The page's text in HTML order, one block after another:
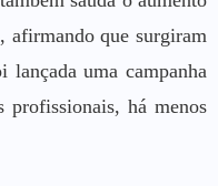
afirmando que surgiram
uma campanha
profissionais, há menos